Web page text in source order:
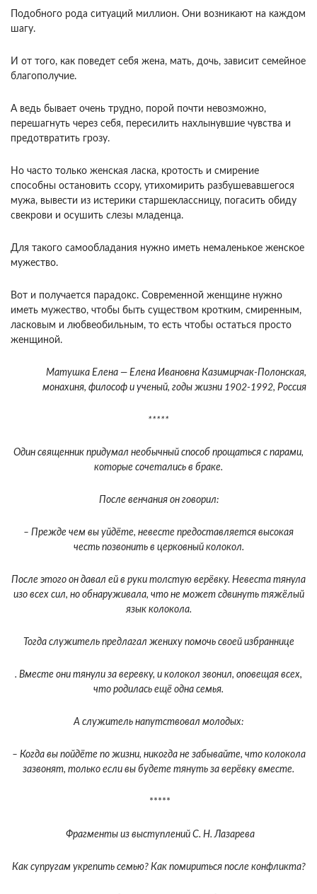
Подобного рода ситуаций миллион. Они возникают на каждом
шагу.
И от того, как поведет себя жена, мать, дочь, зависит семейное
благополучие.
А ведь бывает очень трудно, порой почти невозможно,
перешагнуть через себя, пересилить нахлынувшие чувства и
предотвратить грозу.
Но часто только женская ласка, кротость и смирение
способны остановить ссору, утихомирить разбушевавшегося
мужа, вывести из истерики старшеклассницу, погасить обиду
свекрови и осушить слезы младенца.
Для такого самообладания нужно иметь немаленькое женское
мужество.
Вот и получается парадокс. Современной женщине нужно
иметь мужество, чтобы быть существом кротким, смиренным,
ласковым и любвеобильным, то есть чтобы остаться просто
женщиной.
Матушка Елена — Елена Ивановна Ка­зи­мир­чак-По­лонс­кая,
монахиня, философ и ученый, годы жизни 1902-1992, Россия
*****
Один священник придумал необычный способ прощаться с парами,
которые сочетались в браке.
После венчания он говорил:
– Прежде чем вы уйдёте, невесте предоставляется высокая
честь позвонить в церковный колокол.
После этого он давал ей в руки толстую верёвку. Невеста тянула
изо всех сил, но обнаруживала, что не может сдвинуть тяжёлый
язык колокола.
Тогда служитель предлагал жениху помочь своей избраннице
. Вместе они тянули за веревку, и колокол звонил, оповещая всех,
что родилась ещё одна семья.
А служитель напутствовал молодых:
– Когда вы пойдёте по жизни, никогда не забывайте, что колокола
зазвонят, только если вы будете тянуть за верёвку вместе.
*****
Фрагменты из выступлений С. Н. Лазарева
Как супругам укрепить семью? Как помириться после конфликта?